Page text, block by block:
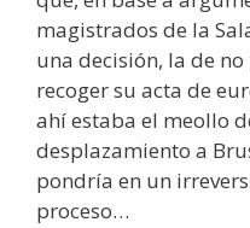
magistrados de la
una decisión, la de
recoger su acta de
ahí estaba el meollo
desplazamiento a
pondría en un
proceso…